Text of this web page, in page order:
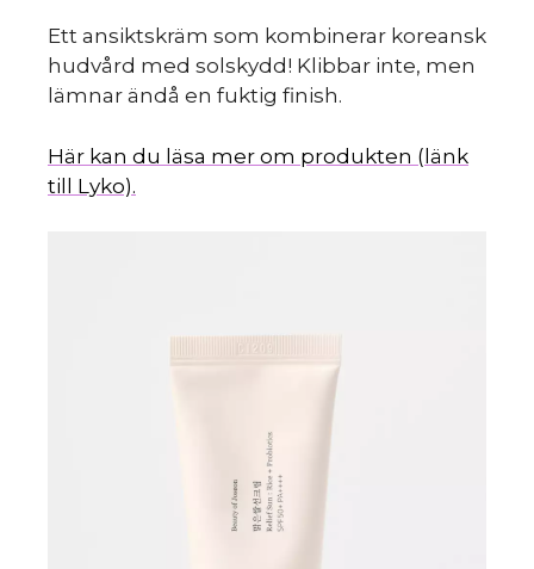
Ett ansiktskräm som kombinerar koreansk
hudvård med solskydd! Klibbar inte, men
lämnar ändå en fuktig finish.
Här kan du läsa mer om produkten (länk
till Lyko).